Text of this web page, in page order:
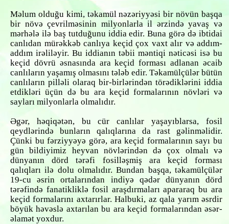
Məlum olduğu kimi, təkamül nəzəriyyəsi bir növün başqa
bir növə çevrilməsinin milyonlarla il ərzində yavaş və
mərhələ ilə baş tutduğunu iddia edir. Buna görə də ibtidai
canlıdan mürəkkəb canlıya keçid çox vaxt alır və addım-
addım irəliləyir. Bu iddianın təbii məntiqi nəticəsi isə bu
keçid dövrü əsnasında ara keçid forması adlanan əcaib
canlıların yaşamış olmasını tələb edir. Təkamülçülər bütün
canlıların pilləli olaraq bir-birlərindən törədiklərini iddia
etdikləri üçün də bu ara keçid formalarının növləri və
sayları milyonlarla olmalıdır.
Əgər, həqiqətən, bu cür canlılar yaşayıblarsa, fosil
qeydlərində bunların qalıqlarına da rast gəlinməlidir.
Çünki bu fərziyyəyə görə, ara keçid formalarının sayı bu
gün bildiyimiz heyvan növlərindən də çox olmalı və
dünyanın dörd tərəfi fosilləşmiş ara keçid forması
qalıqları ilə dolu olmalıdır. Bundan başqa, təkamülçülər
19-cu əsrin ortalarından indiyə qədər dünyanın dörd
tərəfində fanatikliklə fosil araşdırmaları apararaq bu ara
keçid formalarını axtarırlar. Halbuki, az qala yarım əsrdir
böyük həvəslə axtarılan bu ara keçid formalarından əsər-
əlamət yoxdur.